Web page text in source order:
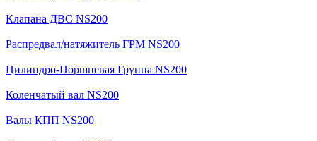
Клапана ДВС NS200
Распредвал/натяжитель ГРМ NS200
Цилиндро-Поршневая Группа NS200
Коленчатый вал NS200
Валы КПП NS200